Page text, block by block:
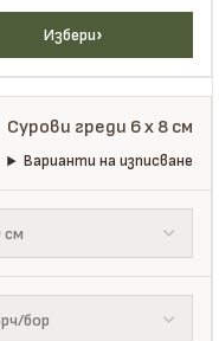
Избери
Сурови греди 6 x 8 см
Варианти на изписване